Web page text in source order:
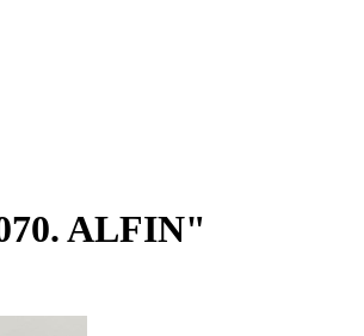
ALFIN"